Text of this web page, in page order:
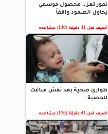
تمور تعز .. محصول موسمي
يحاول الصمود واقفاً
أضيف قبل 41 دقيقة (140) مشاهده
طوارئ صحية بعد تفش مباغت
للحصبة
أضيف قبل 41 دقيقة (136) مشاهده